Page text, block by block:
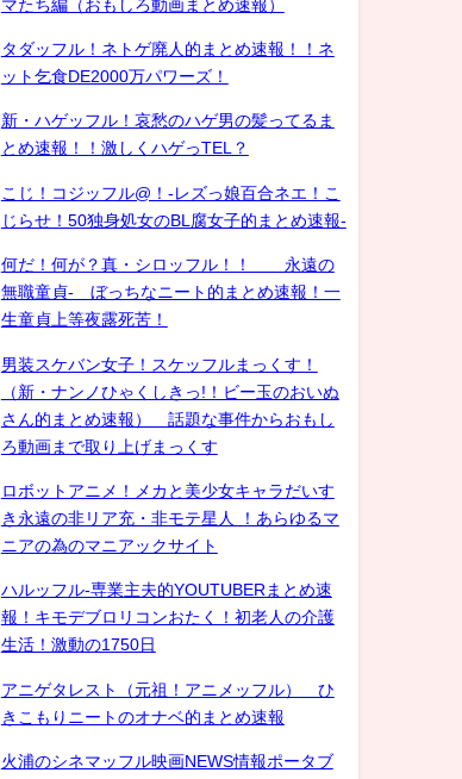
マたち編（おもしろ動画まとめ速報）
タダッフル！ネトゲ廃人的まとめ速報！！ネ
ット乞食DE2000万パワーズ！
新・ハゲッフル！哀愁のハゲ男の髪ってるま
とめ速報！！激しくハゲっTEL？
こじ！コジッフル@！-レズっ娘百合ネエ！こ
じらせ！50独身処女のBL腐女子的まとめ速報-
何だ！何が？真・シロッフル！！ 永遠の
無職童貞- ぼっちなニート的まとめ速報！一
生童貞上等夜露死苦！
男装スケバン女子！スケッフルまっくす！
（新・ナンノひゃくしきっ!！ビー玉のおいぬ
さん的まとめ速報） 話題な事件からおもし
ろ動画まで取り上げまっくす
ロボットアニメ！メカと美少女キャラだいす
き永遠の非リア充・非モテ星人 ！あらゆるマ
ニアの為のマニアックサイト
ハルッフル-専業主夫的YOUTUBERまとめ速
報！キモデブロリコンおたく！初老人の介護
生活！激動の1750日
アニゲタレスト（元祖！アニメッフル） ひ
きこもりニートのオナベ的まとめ速報
火浦のシネマッフル映画NEWS情報ポータブ